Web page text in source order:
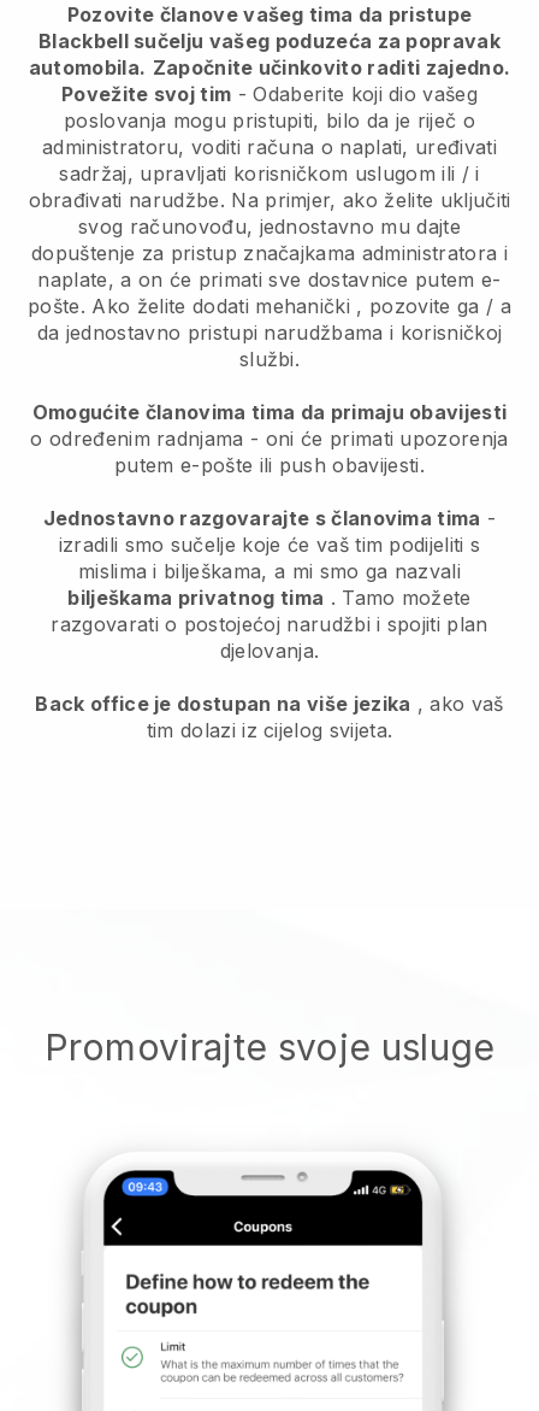
Pozovite članove vašeg tima da pristupe
Blackbell sučelju vašeg poduzeća za popravak
automobila. Započnite učinkovito raditi zajedno.
Povežite svoj tim - Odaberite koji dio vašeg
poslovanja mogu pristupiti, bilo da je riječ o
administratoru, voditi računa o naplati, uređivati
sadržaj, upravljati korisničkom uslugom ili / i
obrađivati narudžbe. Na primjer, ako želite uključiti
svog računovođu, jednostavno mu dajte
dopuštenje za pristup značajkama administratora i
naplate, a on će primati sve dostavnice putem e-
pošte. Ako želite dodati mehanički , pozovite ga / a
da jednostavno pristupi narudžbama i korisničkoj
službi.
Omogućite članovima tima da primaju obavijesti
o određenim radnjama - oni će primati upozorenja
putem e-pošte ili push obavijesti.
Jednostavno razgovarajte s članovima tima -
izradili smo sučelje koje će vaš tim podijeliti s
mislima i bilješkama, a mi smo ga nazvali
bilješkama privatnog tima . Tamo možete
razgovarati o postojećoj narudžbi i spojiti plan
djelovanja.
Back office je dostupan na više jezika , ako vaš
tim dolazi iz cijelog svijeta.
Promovirajte svoje usluge